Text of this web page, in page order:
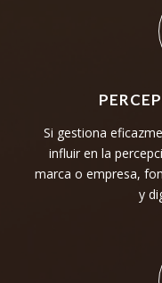
Si gestiona
influir en la
marca o empresa,
y